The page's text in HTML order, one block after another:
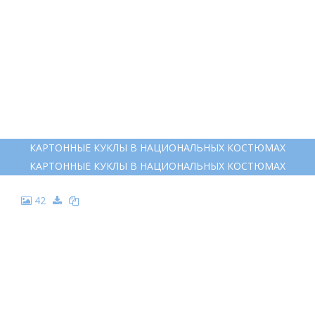
КАРТОННЫЕ КУКЛЫ В НАЦИОНАЛЬНЫХ КОСТЮМАХ
КАРТОННЫЕ КУКЛЫ В НАЦИОНАЛЬНЫХ КОСТЮМАХ
42